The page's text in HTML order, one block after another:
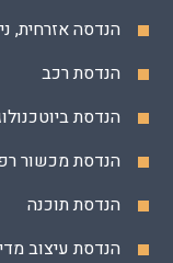
הנדסה אזרחית,
הנדסת רכב
הנדסת
הנדסת מכשור
הנדסת תוכנה
הנדסת עיצוב